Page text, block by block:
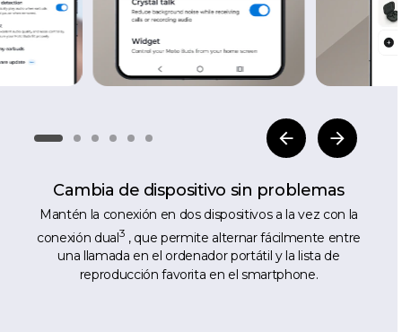
Cambia de dispositivo sin problemas
Mantén la conexión en dos dispositivos a la vez con la
conexión dual3 , que permite alternar fácilmente entre
una llamada en el ordenador portátil y la lista de
reproducción favorita en el smartphone.